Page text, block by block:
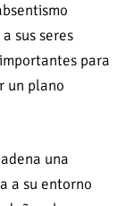
sus seres
para
un plano
una
a su entorno